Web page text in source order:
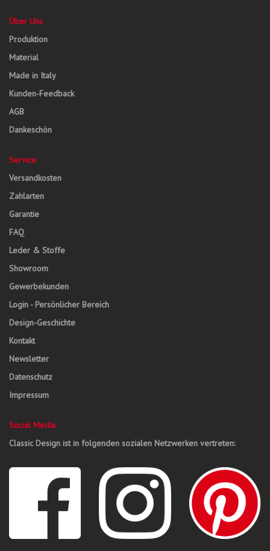
Über Uns
Produktion
Material
Made in Italy
Kunden-Feedback
AGB
Dankeschön
Service
Versandkosten
Zahlarten
Garantie
FAQ
Leder & Stoffe
Showroom
Gewerbekunden
Login - Persönlicher Bereich
Design-Geschichte
Kontakt
Newsletter
Datenschutz
Impressum
Social Media
Classic Design ist in folgenden sozialen Netzwerken vertreten: